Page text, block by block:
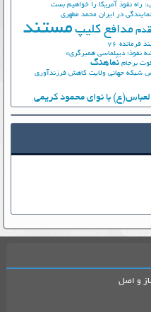
راه نفوذ آمریکا را خواهیم بست
در ایران محمد مطهری
مدافع کلیپ مستند
فرمانده 76
نفوذ؛ دیپلماسی همبرگری»
برجام نماهنگ
شبکه جهانی ولایت کاهش فرزندآوری
با نوای محمود کریمی
و اصل